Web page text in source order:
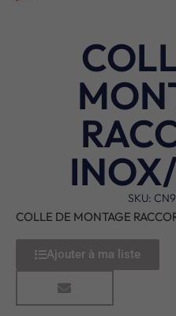
SKU:
COLLE DE MONTAGE
Ajouter à ma liste